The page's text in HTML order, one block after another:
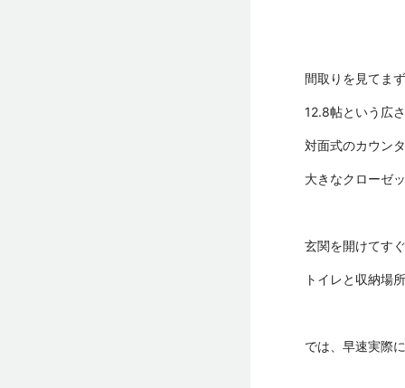
間取りを見てま
12.8帖という広
対面式のカウン
大きなクローゼ
玄関を開けてす
トイレと収納場
では、早速実際